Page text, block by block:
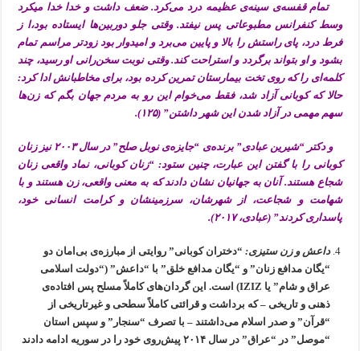
تمام قفسه‌ی سینه‌ی عظیمه درد می‌کرد. ضعف داشت و خدا خدا می‍کرد
وسط کنفرانس مطبوعاتی پس نیفتد. وقتی جلو دوربین‌ها ایستاده بود،ا ز
فرط درد، پای راستش را بالا و پایین می‌برد و امیدوار بود زودتر مراسم تمام
بشود و او بتواند برگردد و استراحت کند. وقتی نوبت سخن‌رانی او رسید، چند
کلمه‌ای را که روی تخت بیمارستان تمرین کرده بود، برای مخاطبانش ادا کرد:
حالا که کوبانی آزاد شد، فقط می‌‌خوام این رو به مردم جهان بگم که زن‌ها
سهم مهمی در آزاد شدن این شهر داشتن” (۱۲۵).
و دکتر “شیرین عبادی” برنده‌ی “جایزه‌ی نوبل صلح” در سال ۲۰۰۳ نیز زنان
کوبانی را با گفتن این عبارت، چنین ستود: “زنان کوبانی، نماد واقعی زنان
شجاع هستند. آنان به جهانیان نشان دادند که به معنی واقعی، زن هستند و با
شهامت و شجاعت، از شهرشان، سرزمینشان و کرامت انسانی خود،
پاسداری کردند” (عبادی، ۲۰۱۷).
داعش و زن ستیزی: “دختران کوبانی” روایتی از مبارزه‌ی بی‌امان دو
“یگان مدافع زنان” و “یگان مدافع خلق” با “داعش” (“دولت اسلامی
عراق و شام” یا IZIZ) است. این گردان‌های کاملاً مسلح پس افتاده‌ی
ذهنی و تاریخی – که برداشت و قرائتی کاملاً سطحی و غیرتاریخی از
“قرآن” و صدر اسلام می‌داشتند – با تصرف “سنجار” و سپس استان
“موصل” در “عراق” در سال ۲۰۱۴ پیش‌روی خود را در سوریه ادامه دادند